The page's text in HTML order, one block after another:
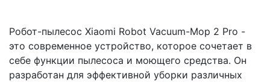
Робот-пылесос Xiaomi Robot Vacuum-Mop 2 Pro -
это современное устройство, которое сочетает в
себе функции пылесоса и моющего средства. Он
разработан для эффективной уборки различных